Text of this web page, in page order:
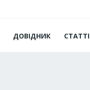
ДОВІДНИК СТАТТІ